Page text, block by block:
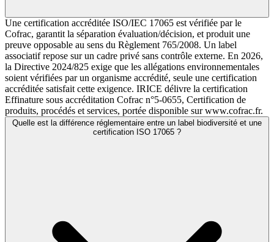
Une certification accréditée ISO/IEC 17065 est vérifiée par le
Cofrac, garantit la séparation évaluation/décision, et produit une
preuve opposable au sens du Règlement 765/2008. Un label
associatif repose sur un cadre privé sans contrôle externe. En 2026,
la Directive 2024/825 exige que les allégations environnementales
soient vérifiées par un organisme accrédité, seule une certification
accréditée satisfait cette exigence. IRICE délivre la certification
Effinature sous accréditation Cofrac n°5-0655, Certification de
produits, procédés et services, portée disponible sur www.cofrac.fr.
Quelle est la différence réglementaire entre un label biodiversité et une
certification ISO 17065 ?